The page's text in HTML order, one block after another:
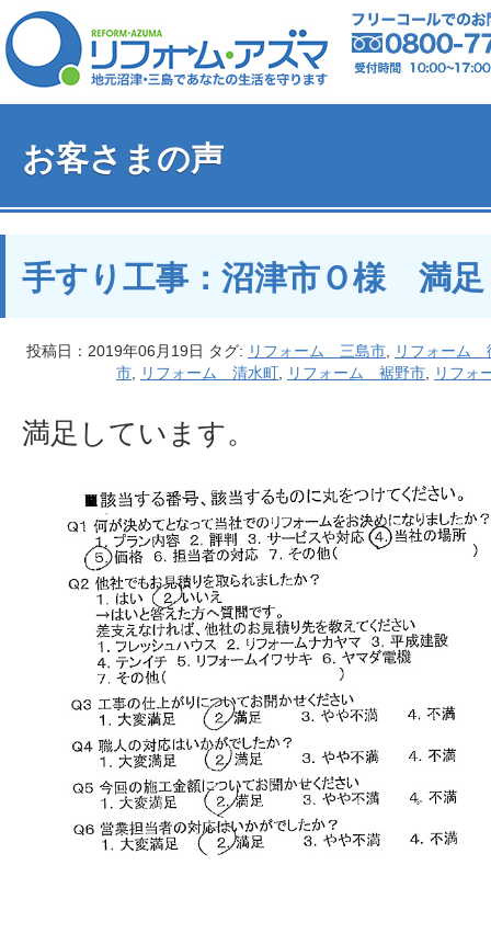
お客さまの声
手すり工事：沼津市Ｏ様 満
投稿日：2019年06月19日 タグ: リフォーム 三島市
リフォーム
市
リフォーム 清水町 リフォーム 裾野市 リフォ
満足しています。